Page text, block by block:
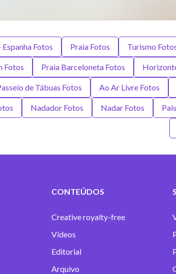
Fotos Praia Fotos Turismo
Fotos Praia Barceloneta Fotos
de Tábuas Fotos Ao Ar Livre Fotos
Nadador Fotos Nadar Fotos
CONTEÚDOS
Creative royalty-free
Vídeos
Editorial
Arquivo